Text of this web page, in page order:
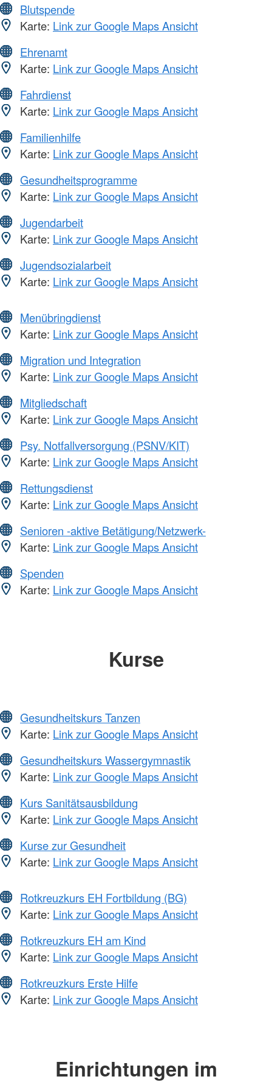
Blutspende
Karte: Link zur Google Maps Ansicht
Ehrenamt
Karte: Link zur Google Maps Ansicht
Fahrdienst
Karte: Link zur Google Maps Ansicht
Familienhilfe
Karte: Link zur Google Maps Ansicht
Gesundheitsprogramme
Karte: Link zur Google Maps Ansicht
Jugendarbeit
Karte: Link zur Google Maps Ansicht
Jugendsozialarbeit
Karte: Link zur Google Maps Ansicht
Menübringdienst
Karte: Link zur Google Maps Ansicht
Migration und Integration
Karte: Link zur Google Maps Ansicht
Mitgliedschaft
Karte: Link zur Google Maps Ansicht
Psy. Notfallversorgung (PSNV/KIT)
Karte: Link zur Google Maps Ansicht
Rettungsdienst
Karte: Link zur Google Maps Ansicht
Senioren -aktive Betätigung/Netzwerk-
Karte: Link zur Google Maps Ansicht
Spenden
Karte: Link zur Google Maps Ansicht
Kurse
Gesundheitskurs Tanzen
Karte: Link zur Google Maps Ansicht
Gesundheitskurs Wassergymnastik
Karte: Link zur Google Maps Ansicht
Kurs Sanitätsausbildung
Karte: Link zur Google Maps Ansicht
Kurse zur Gesundheit
Karte: Link zur Google Maps Ansicht
Rotkreuzkurs EH Fortbildung (BG)
Karte: Link zur Google Maps Ansicht
Rotkreuzkurs EH am Kind
Karte: Link zur Google Maps Ansicht
Rotkreuzkurs Erste Hilfe
Karte: Link zur Google Maps Ansicht
Einrichtungen im